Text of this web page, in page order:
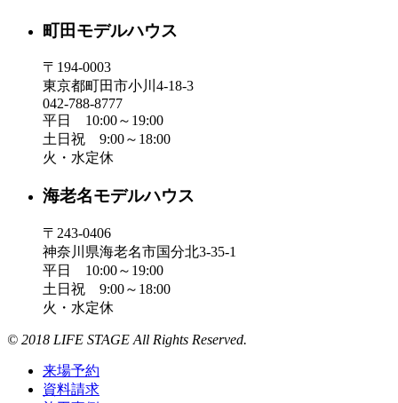
町田モデルハウス
〒194-0003
東京都町田市小川4-18-3
042-788-8777
平日 10:00～19:00
土日祝 9:00～18:00
火・水定休
海老名モデルハウス
〒243-0406
神奈川県海老名市国分北3-35-1
平日 10:00～19:00
土日祝 9:00～18:00
火・水定休
© 2018 LIFE STAGE All Rights Reserved.
来場予約
資料請求